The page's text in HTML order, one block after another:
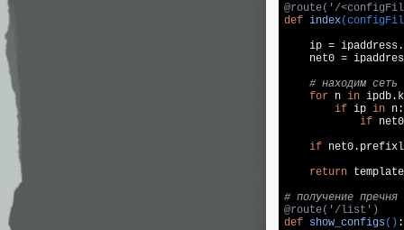
@route('/
def index
ip =
net0 =
# находим сеть
for n in
if ip in n:
if
if
return
# получение пречня
@route('/list')
def show_configs() :